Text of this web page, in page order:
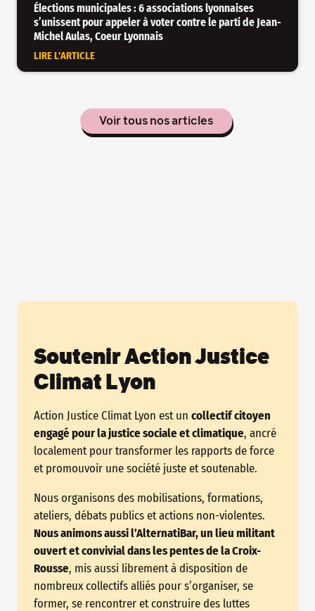
Élections municipales : 6 associations lyonnaises
s’unissent pour appeler à voter contre le parti de Jean-
Michel Aulas, Coeur Lyonnais
LIRE L'ARTICLE
Voir tous nos articles
Soutenir Action Justice
Climat Lyon
Action Justice Climat Lyon est un collectif citoyen
engagé pour la justice sociale et climatique, ancré
localement pour transformer les rapports de force
et promouvoir une société juste et soutenable.
Nous organisons des mobilisations, formations,
ateliers, débats publics et actions non-violentes.
Nous animons aussi l’AlternatiBar, un lieu militant
ouvert et convivial dans les pentes de la Croix-
Rousse, mis aussi librement à disposition de
nombreux collectifs alliés pour s’organiser, se
former, se rencontrer et construire des luttes